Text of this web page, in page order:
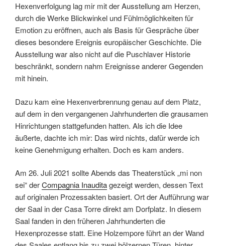
Hexenverfolgung lag mir mit der Ausstellung am Herzen,
durch die Werke Blickwinkel und Fühlmöglichkeiten für
Emotion zu eröffnen, auch als Basis für Gespräche über
dieses besondere Ereignis europäischer Geschichte. Die
Ausstellung war also nicht auf die Puschlaver Historie
beschränkt, sondern nahm Ereignisse anderer Gegenden
mit hinein.
Dazu kam eine Hexenverbrennung genau auf dem Platz,
auf dem in den vergangenen Jahrhunderten die grausamen
Hinrichtungen stattgefunden hatten. Als ich die Idee
äußerte, dachte ich mir: Das wird nichts, dafür werde ich
keine Genehmigung erhalten. Doch es kam anders.
Am 26. Juli 2021 sollte Abends das Theaterstück „mi non
sei“ derCompagnia Inauditagezeigt werden, dessen Text
auf originalen Prozessakten basiert. Ort der Aufführung war
der Saal in der Casa Torre direkt am Dorfplatz. In diesem
Saal fanden in den früheren Jahrhunderten die
Hexenprozesse statt. Eine Holzempore führt an der Wand